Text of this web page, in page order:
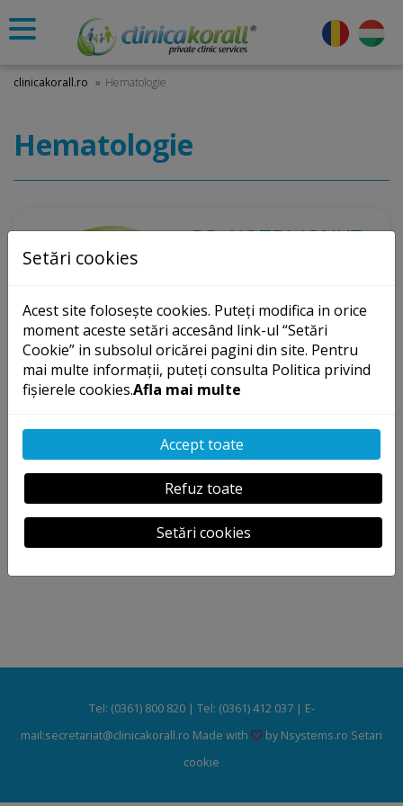
clinicakorall.ro » Hematologie
Hematologie
DR. HOTEA IONUȚ
medic specialist
hematolog
Tovább
Tel: (0361) 800 820 | Tel: (0361) 412 037 | E-
mail:secretariat@clinicakorall.ro Made with
byNsystems.ro Setari
cookie
Setări cookies
Acest site folosește cookies. Puteți modifica in orice
moment aceste setări accesând link-ul “Setări
Cookie” in subsolul oricărei pagini din site. Pentru
mai multe informații, puteți consulta Politica privind
fișierele cookies.Afla mai multe
Accept toate
Refuz toate
Setări cookies